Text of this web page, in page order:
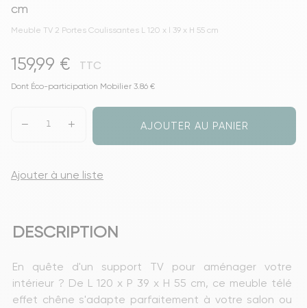
cm
Meuble TV 2 Portes Coulissantes L 120 x l 39 x H 55 cm
159,99 € TTC
Dont Éco-participation Mobilier 3.86 €
AJOUTER AU PANIER
Ajouter à une liste
DESCRIPTION
En quête d'un support TV pour aménager votre
intérieur ? De L 120 x P 39 x H 55 cm, ce meuble télé
effet chêne s'adapte parfaitement à votre salon ou